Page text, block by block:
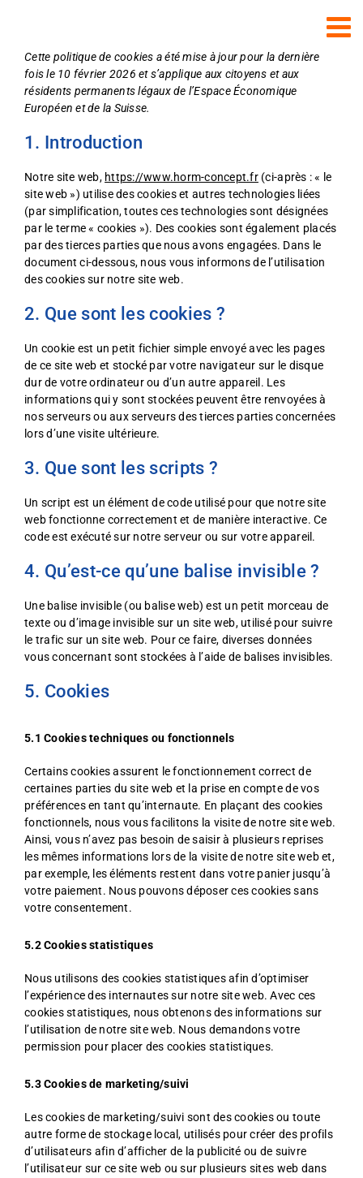
contenuCette politique de cookies a été mise à jour pour la dernière
fois le 10 février 2026 et s’applique aux citoyens et aux
résidents permanents légaux de l’Espace Économique
Européen et de la Suisse.
1. Introduction
Notre site web, https://www.horm-concept.fr(ci-après : « le
site web ») utilise des cookies et autres technologies liées
(par simplification, toutes ces technologies sont désignées
par le terme « cookies »). Des cookies sont également placés
par des tierces parties que nous avons engagées. Dans le
document ci-dessous, nous vous informons de l’utilisation
des cookies sur notre site web.
2. Que sont les cookies ?
Un cookie est un petit fichier simple envoyé avec les pages
de ce site web et stocké par votre navigateur sur le disque
dur de votre ordinateur ou d’un autre appareil. Les
informations qui y sont stockées peuvent être renvoyées à
nos serveurs ou aux serveurs des tierces parties concernées
lors d’une visite ultérieure.
3. Que sont les scripts ?
Un script est un élément de code utilisé pour que notre site
web fonctionne correctement et de manière interactive. Ce
code est exécuté sur notre serveur ou sur votre appareil.
4. Qu’est-ce qu’une balise invisible ?
Une balise invisible (ou balise web) est un petit morceau de
texte ou d’image invisible sur un site web, utilisé pour suivre
le trafic sur un site web. Pour ce faire, diverses données
vous concernant sont stockées à l’aide de balises invisibles.
5. Cookies
5.1 Cookies techniques ou fonctionnels
Certains cookies assurent le fonctionnement correct de
certaines parties du site web et la prise en compte de vos
préférences en tant qu’internaute. En plaçant des cookies
fonctionnels, nous vous facilitons la visite de notre site web.
Ainsi, vous n’avez pas besoin de saisir à plusieurs reprises
les mêmes informations lors de la visite de notre site web et,
par exemple, les éléments restent dans votre panier jusqu’à
votre paiement. Nous pouvons déposer ces cookies sans
votre consentement.
5.2 Cookies statistiques
Nous utilisons des cookies statistiques afin d’optimiser
l’expérience des internautes sur notre site web. Avec ces
cookies statistiques, nous obtenons des informations sur
l’utilisation de notre site web. Nous demandons votre
permission pour placer des cookies statistiques.
5.3 Cookies de marketing/suivi
Les cookies de marketing/suivi sont des cookies ou toute
autre forme de stockage local, utilisés pour créer des profils
d’utilisateurs afin d’afficher de la publicité ou de suivre
l’utilisateur sur ce site web ou sur plusieurs sites web dans